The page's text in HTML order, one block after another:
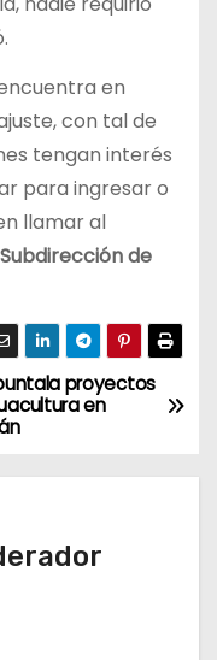
en
con tal de
tengan interés
para ingresar o
llamar al
Subdirección de
proyectos
en